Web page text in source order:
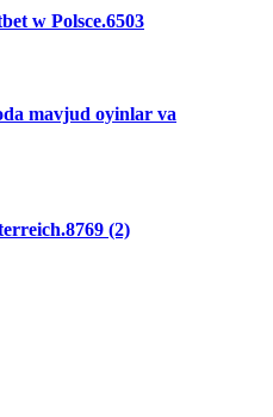
w Polsce.6503
mavjud oyinlar va
(2)